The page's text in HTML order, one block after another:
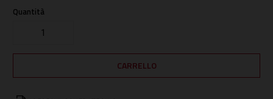
Quantità